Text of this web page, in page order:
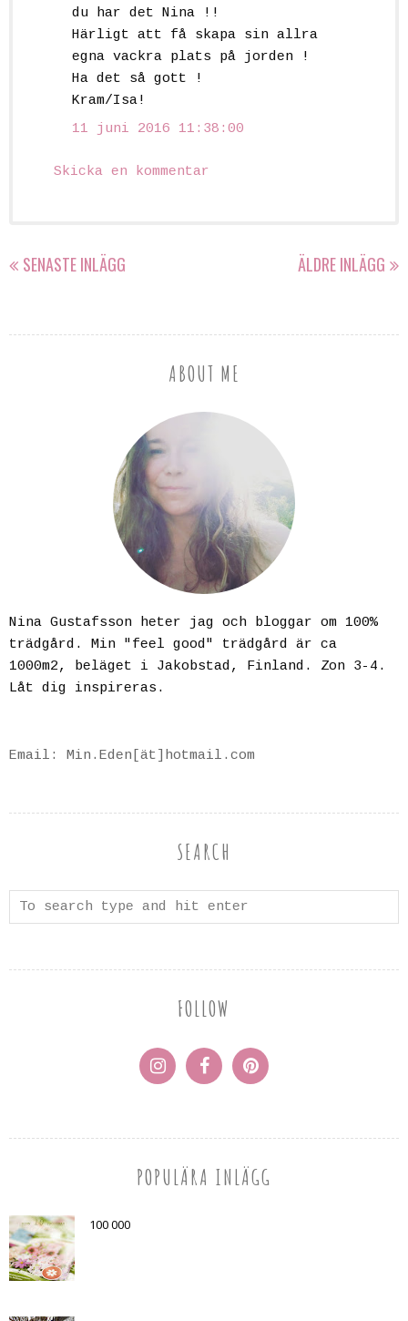
du har det Nina !!
Härligt att få skapa sin allra
egna vackra plats på jorden !
Ha det så gott !
Kram/Isa!
11 juni 2016 11:38:00
Skicka en kommentar
SENASTE INLÄGG ÄLDRE INLÄGG
ABOUT ME
Nina Gustafsson heter jag och bloggar om 100%
trädgård. Min "feel good" trädgård är ca
1000m2, beläget i Jakobstad, Finland. Zon 3-4.
Låt dig inspireras.
Email: Min.Eden[ät]hotmail.com
SEARCH
FOLLOW
POPULÄRA INLÄGG
100 000